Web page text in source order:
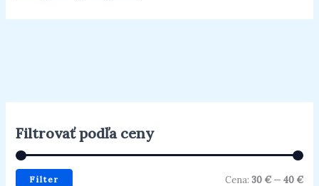
Filtrovať podľa ceny
Filter Cena: 30 €— 40 €